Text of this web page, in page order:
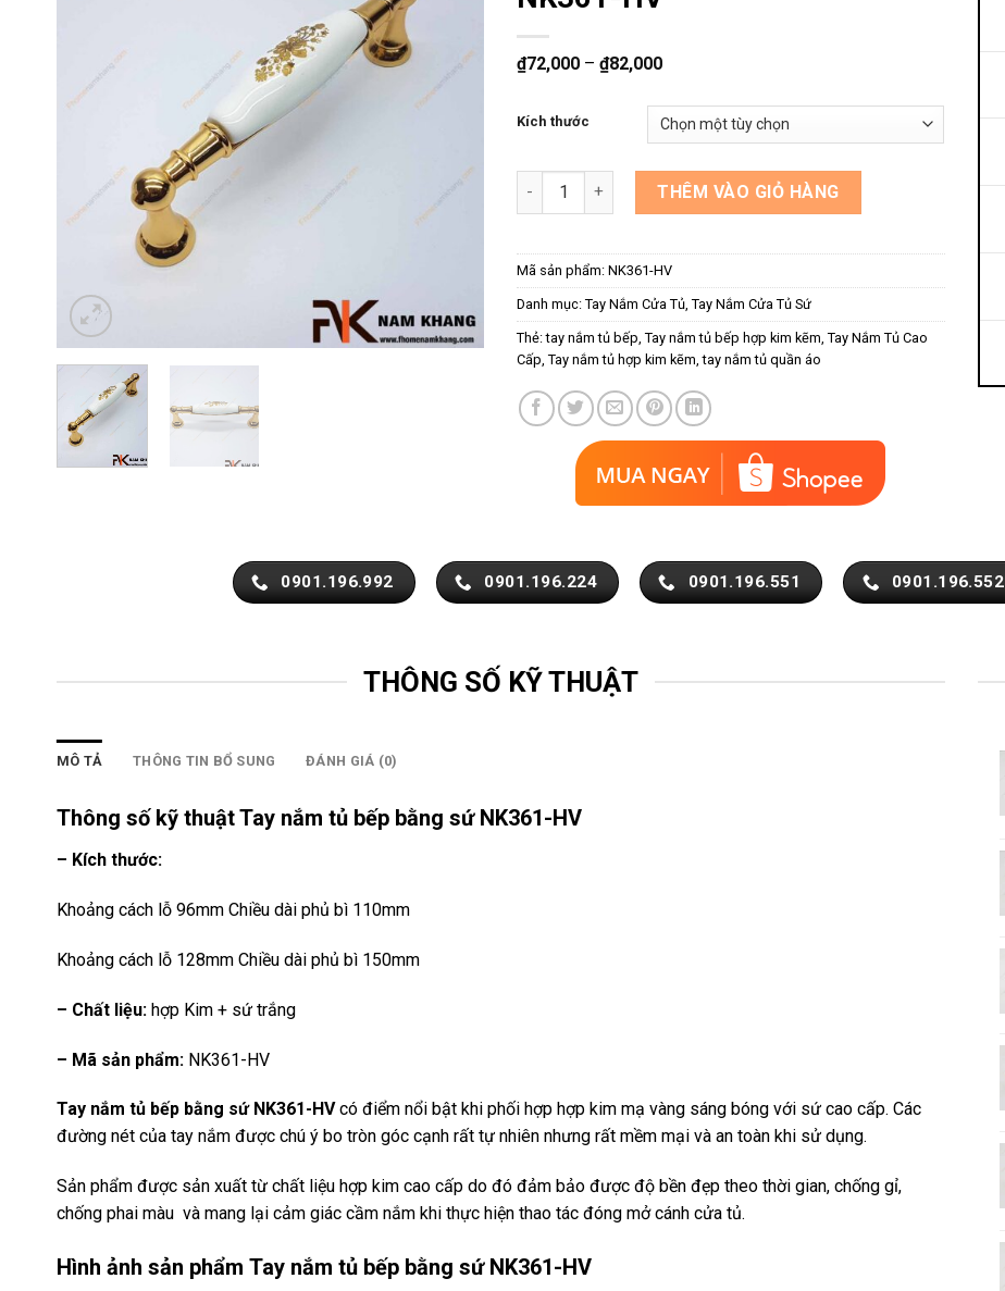
₫72,000 –₫82,000
Kích thước
Tay nắm tủ bếp bằng sứ NK361-HV số lượng
THÊM VÀO GIỎ HÀNG
Mã sản phẩm:NK361-HV
Danh mục:Tay Nắm Cửa Tủ,Tay Nắm Cửa Tủ Sứ
Thẻ:tay nắm tủ bếp,Tay nắm tủ bếp hợp kim kẽm,Tay Nắm Tủ Cao
Cấp,Tay nắm tủ hợp kim kẽm,tay nắm tủ quần áo
0901.196.992 0901.196.224 0901.196.551 0901.196.552
THÔNG SỐ KỸ THUẬT
MÔ TẢ THÔNG TIN BỔ SUNG ĐÁNH GIÁ (0)
Thông số kỹ thuật Tay nắm tủ bếp bằng sứ NK361-HV
– Kích thước:
Khoảng cách lỗ 96mm Chiều dài phủ bì 110mm
Khoảng cách lỗ 128mm Chiều dài phủ bì 150mm
– Chất liệu: hợp Kim + sứ trắng
– Mã sản phẩm: NK361-HV
Tay nắm tủ bếp bằng sứ NK361-HVcó điểm nổi bật khi phối hợp hợp kim mạ vàng sáng bóng với sứ cao cấp. Các
đường nét của tay nắm được chú ý bo tròn góc cạnh rất tự nhiên nhưng rất mềm mại và an toàn khi sử dụng.
Sản phẩm được sản xuất từ chất liệu hợp kim cao cấp do đó đảm bảo được độ bền đẹp theo thời gian, chống gỉ,
chống phai màu và mang lại cảm giác cầm nắm khi thực hiện thao tác đóng mở cánh cửa tủ.
Hình ảnh sản phẩm Tay nắm tủ bếp bằng sứ NK361-HV